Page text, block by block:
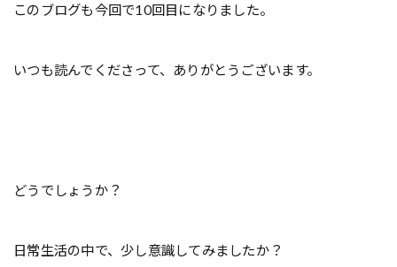
このブログも今回で10回目になりました。
いつも読んでくださって、ありがとうございます。
どうでしょうか？
日常生活の中で、少し意識してみましたか？